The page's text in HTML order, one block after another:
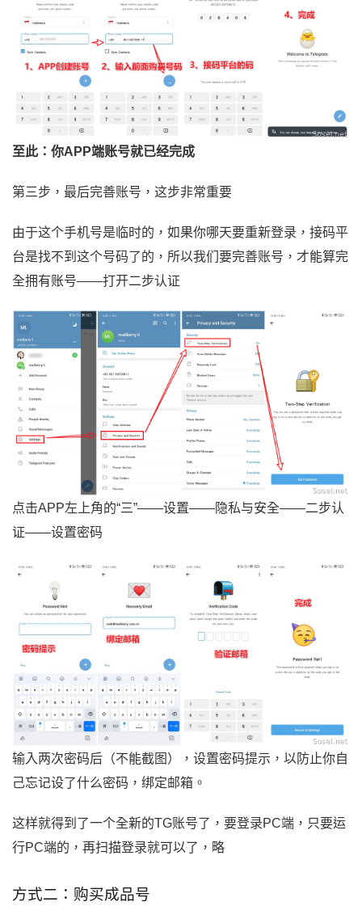
至此：你APP端账号就已经完成
第三步，最后完善账号，这步非常重要
由于这个手机号是临时的，如果你哪天要重新登录，接码平
台是找不到这个号码了的，所以我们要完善账号，才能算完
全拥有账号——打开二步认证
点击APP左上角的“三”——设置——隐私与安全——二步认
证——设置密码
输入两次密码后（不能截图），设置密码提示，以防止你自
己忘记设了什么密码，绑定邮箱。
这样就得到了一个全新的TG账号了，要登录PC端，只要运
行PC端的，再扫描登录就可以了，略
方式二：购买成品号